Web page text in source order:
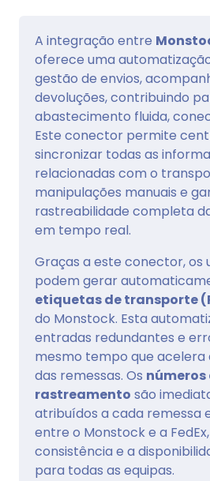
A integração entre
oferece uma
gestão de envios,
devoluções, contribuindo
abastecimento fluida,
Este conector permite
sincronizar todas as
relacionadas com o
manipulações manuais e
rastreabilidade completa
em tempo real.
Graças a este conector, os
podem gerar
etiquetas de transporte
do Monstock. Esta
entradas redundantes e
mesmo tempo que
das remessas. Os números
rastreamento são
atribuídos a cada remessa
entre o Monstock e a
consistência e a
para todas as equipas.